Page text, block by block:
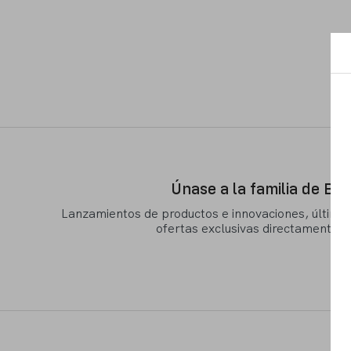
Únase a la familia de
Lanzamientos de productos e innovaciones, últimas
ofertas exclusivas directamente